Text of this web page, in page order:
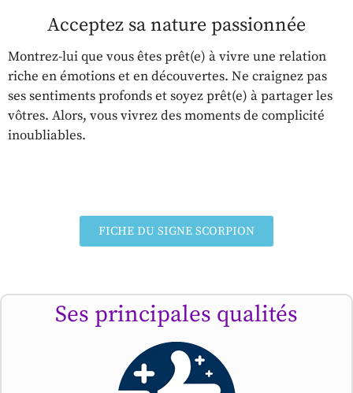
Acceptez sa nature passionnée
Montrez-lui que vous êtes prêt(e) à vivre une relation
riche en émotions et en découvertes. Ne craignez pas
ses sentiments profonds et soyez prêt(e) à partager les
vôtres. Alors, vous vivrez des moments de complicité
inoubliables.
FICHE DU SIGNE SCORPION
Ses principales qualités